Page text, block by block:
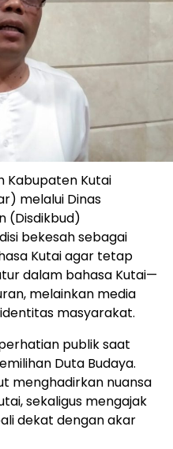
Kabupaten Kutai
melalui Dinas
(Disdikbud)
bekesah sebagai
Kutai agar tetap
dalam bahasa Kutai—
melainkan media
masyarakat.
publik saat
Duta Budaya.
menghadirkan nuansa
sekaligus mengajak
dekat dengan akar